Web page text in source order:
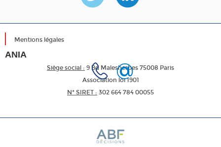
Mentions légales
ANIA
Siège social : 9 Bd Malesherbes 75008 Paris
Association loi 1901
N* SIRET : 302 664 784 00055